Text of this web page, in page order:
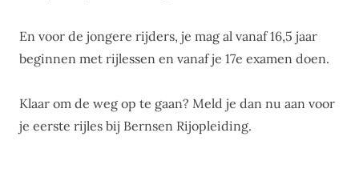
En voor de jongere rijders, je mag al vanaf 16,5 jaar
beginnen met rijlessen en vanaf je 17e examen doen.
Klaar om de weg op te gaan? Meld je dan nu aan voor
je eerste rijles bij Bernsen Rijopleiding.